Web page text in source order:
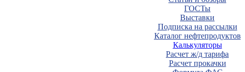
ГОСТы
Выставки
Подписка на рассылки
Каталог нефтепродуктов
Калькуляторы
Расчет ж/д тарифа
Расчет прокачки